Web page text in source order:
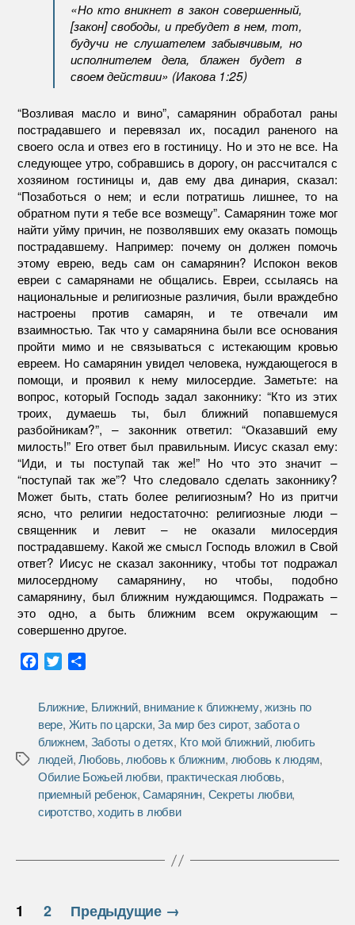
«Но кто вникнет в закон совершенный,
[закон] свободы, и пребудет в нем, тот,
будучи не слушателем забывчивым, но
исполнителем дела, блажен будет в
своем действии» (Иакова 1:25)
“Возливая масло и вино”, самарянин обработал раны
пострадавшего и перевязал их, посадил раненого на
своего осла и отвез его в гостиницу. Но и это не все. На
следующее утро, собравшись в дорогу, он рассчитался с
хозяином гостиницы и, дав ему два динария, сказал:
“Позаботься о нем; и если потратишь лишнее, то на
обратном пути я тебе все возмещу”. Самарянин тоже мог
найти уйму причин, не позволявших ему оказать помощь
пострадавшему. Например: почему он должен помочь
этому еврею, ведь сам он самарянин? Испокон веков
евреи с самарянами не общались. Евреи, ссылаясь на
национальные и религиозные различия, были враждебно
настроены против самарян, и те отвечали им
взаимностью. Так что у самарянина были все основания
пройти мимо и не связываться с истекающим кровью
евреем. Но самарянин увидел человека, нуждающегося в
помощи, и проявил к нему милосердие. Заметьте: на
вопрос, который Господь задал законнику: “Кто из этих
троих, думаешь ты, был ближний попавшемуся
разбойникам?”, – законник ответил: “Оказавший ему
милость!” Его ответ был правильным. Иисус сказал ему:
“Иди, и ты поступай так же!” Но что это значит –
“поступай так же”? Что следовало сделать законнику?
Может быть, стать более религиозным? Но из притчи
ясно, что религии недостаточно: религиозные люди –
священник и левит – не оказали милосердия
пострадавшему. Какой же смысл Господь вложил в Свой
ответ? Иисус не сказал законнику, чтобы тот подражал
милосердному самарянину, но чтобы, подобно
самарянину, был ближним нуждающимся. Подражать –
это одно, а быть ближним всем окружающим –
совершенно другое.
e
b
o
o
k
t
t
e
r
р
а
в
и
т
ь
Метки
Ближние, Ближний, внимание к ближнему,жизнь по
вере, Жить по царски,За мир без сирот, забота о
ближнем, Заботы о детях, Кто мой ближний, любить
людей,Любовь, любовь к ближним, любовь к людям,
Обилие Божьей любви, практическая любовь,
приемный ребенок,Самарянин, Секреты любви,
сиротство,ходить в любви
Пагинация
1 2 Предыдущие →